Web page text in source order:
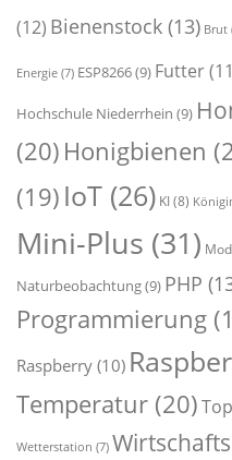
(12) Bienenstock (13) Brut
Energie (7) ESP8266(9) Futter
Hochschule Niederrhein (9)
(20)Honigbienen
(19) IoT (26) KI(8)
Mini-Plus (31)
Naturbeobachtung(9) PHP
Programmierung
Raspberry (10)
Temperatur (20)
Wetterstation (7)